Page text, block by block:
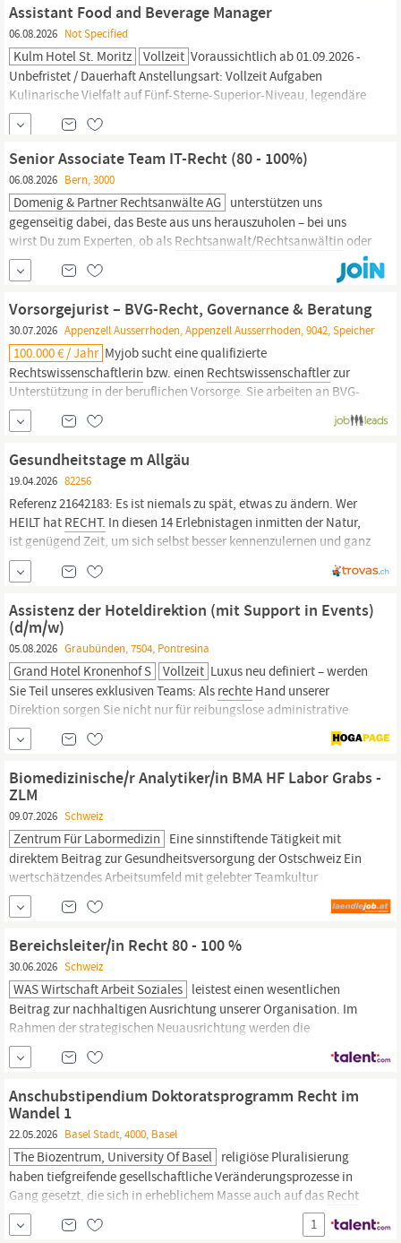
Recht,...
Assistant Food and Beverage Manager
06.08.2026 Not Specified
Kulm Hotel St. Moritz Vollzeit Voraussichtlich ab 01.09.2026 -
Unbefristet / Dauerhaft Anstellungsart: Vollzeit Aufgaben
Kulinarische Vielfalt auf Fünf-Sterne-Superior-Niveau, legendäre
Events und gelebte Gastfreundschaft im Herzen von St. Moritz -
das ist die Welt des Kulm Hotels. Als Assistant F&B Manager sind
Sie die
rechte Hand unseres
Senior Associate Team IT-Recht (80 - 100%)
06.08.2026 Bern, 3000
Domenig & Partner Rechtsanwälte AG unterstützen uns
gegenseitig dabei, das Beste aus uns herauszuholen – bei uns
wirst Du zum Experten, ob als Rechtsanwalt/Rechtsanwältin oder
als Barista. Sozialleistungen: Profitier von unserer
überobligatorischen BVG-Versicherung, bei der wir mehr als die
mit Privatdeckung.
Vorsorgejurist – BVG-Recht, Governance & Beratung
30.07.2026 Appenzell Ausserrhoden, Appenzell Ausserrhoden, 9042, Speicher
100.000 € / Jahr Myjob sucht eine qualifizierte
Rechtswissenschaftlerin bzw. einen Rechtswissenschaftlerzur
Unterstützung in der beruflichen Vorsorge. Sie arbeiten an BVG-
und Freizügigkeitsfragen, harmonisieren Reglemente und
Verträge und helfen Mitarbeitenden sowie Kund:innen
rechtlich.
Gesundheitstage m Allgäu
19.04.2026 82256
Referenz 21642183: Es ist niemals zu spät, etwas zu ändern. Wer
HEILT hat RECHT. In diesen 14 Erlebnistagen inmitten der Natur,
ist genügend Zeit, um sich selbst besser kennenzulernen und ganz
gezielt auf jeden Teilnehmer einzugehen. Gemeinsam verbringen
wir diese Tage bei Symposium11 mit gesunder Nahrung für
Assistenz der Hoteldirektion (mit Support in Events)
(d/m/w)
05.08.2026 Graubünden, 7504, Pontresina
Grand Hotel Kronenhof S Vollzeit Luxus neu definiert – werden
Sie Teil unseres exklusiven Teams: Als rechte Hand unserer
Direktion sorgen Sie nicht nur für reibungslose administrative
Abläufe hinter den Kulissen, sondern prägen das Gäste- und
Mitarbeitererlebnis auch aktiv auf der Fläche. Neben klassischen
Direktionsaufgaben begleiten Sie exklusive Events und stellen
durch Ihren...
Biomedizinische/r Analytiker/in BMA HF Labor Grabs -
ZLM
09.07.2026 Schweiz
Zentrum Für Labormedizin Eine sinnstiftende Tätigkeit mit
direktem Beitrag zur Gesundheitsversorgung der Ostschweiz Ein
wertschätzendes Arbeitsumfeld mit gelebter Teamkultur
Weiterbildungsmöglichkeiten in einem innovativen Umfeld
Moderne Arbeitsbedingungen, attraktive Sozialleistungen und
flexible Arbeitszeitmodelle Öffentlich-
hoher Fachkompetenz
Bereichsleiter/in Recht 80 - 100 %
30.06.2026 Schweiz
WAS Wirtschaft Arbeit Soziales leistest einen wesentlichen
Beitrag zur nachhaltigen Ausrichtung unserer Organisation. Im
Rahmen der strategischen Neuausrichtung werden die
Rechtsdienste
von WAS Luzern in einem Bereich gebündelt, um
als starkes Kompetenzzentrum
nach innen und aussen
Sozialversicherungsrecht...
Anschubstipendium Doktoratsprogramm Recht im
Wandel 1
22.05.2026 Basel Stadt, 4000, Basel
The Biozentrum, University Of Basel religiöse Pluralisierung
haben tiefgreifende gesellschaftliche Veränderungsprozesse in
Gang gesetzt, die sich in erheblichem Masse auch auf das Recht
auswirken. Im Forschungsbereich «Gesellschaftlicher Wandel»
werden Fragestellungen zusammengefasst, die in diesem Kontext
1